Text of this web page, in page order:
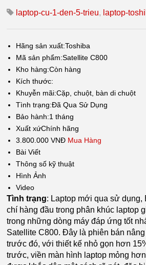
laptop-cu-1-den-5-trieu, laptop-
Hãng sản xuất:Toshiba
Mã sản phẩm:Satellite C800
Kho hàng:Còn hàng
Kích thước:
Khuyễn mãi:Cặp, chuột, bàn di chuột
Tình trạng:Đã Qua Sử Dụng
Bảo hành:1 tháng
Xuất xứChính hãng
3.800.000 VNĐ Mua Hàng
Bài Viết
Thông số kỹ thuật
Hình Ảnh
Video
Tình trạng: Laptop mới qua sử dụng,
chí hàng đầu trong phân khúc laptop
trong những dòng máy đáp ứng tốt
Satellite C800. Đây là phiên bán
trước đó, với thiết kế nhỏ gọn hơn
trước, viền màn hình laptop mỏng